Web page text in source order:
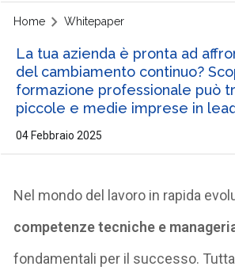
Home Whitepaper
La tua azienda è pronta ad
del cambiamento continuo?
formazione professionale può
piccole e medie imprese in
04 Febbraio 2025
Nel mondo del lavoro in rapida
competenze tecniche e
fondamentali per il successo.